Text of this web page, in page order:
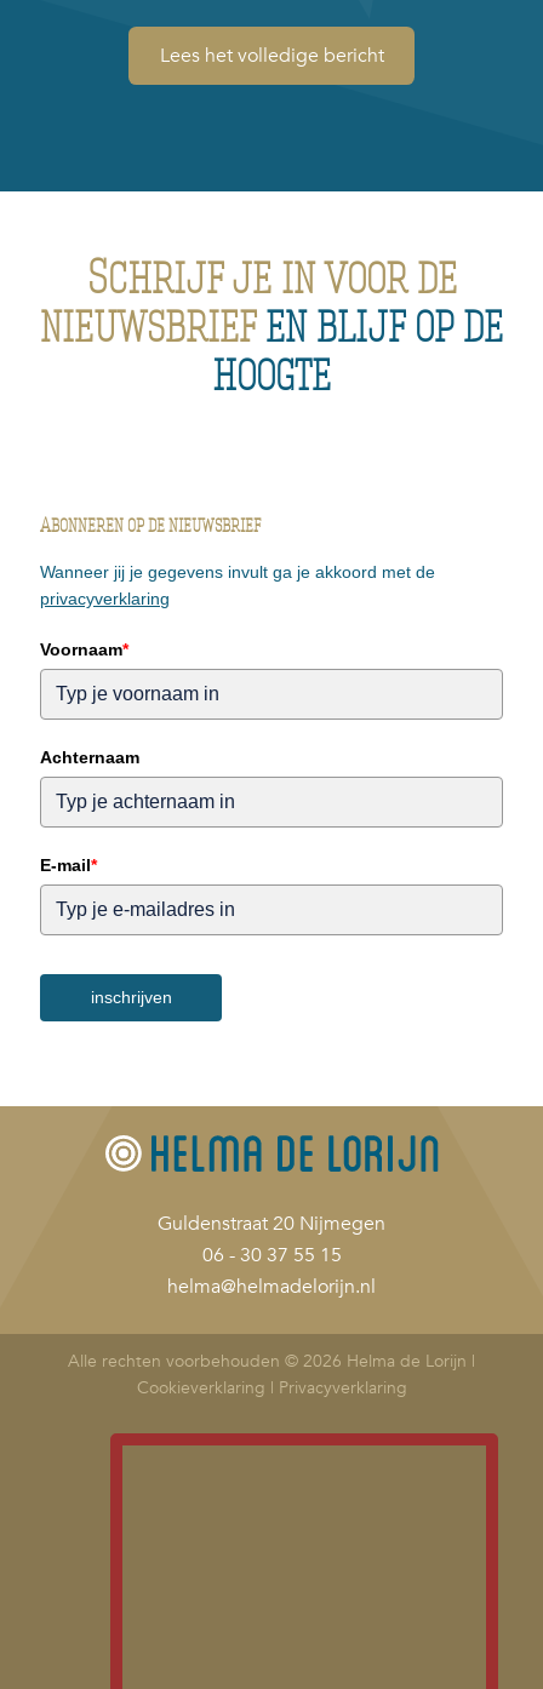
Lees het volledige bericht
Schrijf je in voor de
nieuwsbriefen blijf op de
hoogte
Abonneren op de nieuwsbrief
Wanneer jij je gegevens invult ga je akkoord met de
privacyverklaring
Voornaam*
Achternaam
E-mail*
inschrijven
Guldenstraat 20 Nijmegen
06 - 30 37 55 15
helma@helmadelorijn.nl
Alle rechten voorbehouden © 2026 Helma de Lorijn |
Cookieverklaring | Privacyverklaring